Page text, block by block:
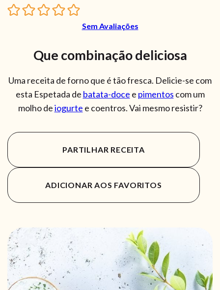
Sem Avaliações
Que combinação deliciosa
Uma receita de forno que é tão fresca. Delicie-se com
esta Espetada de batata-doce e pimentos com um
molho deiogurte e coentros. Vai mesmo resistir?
PARTILHAR RECEITA
ADICIONAR AOS FAVORITOS